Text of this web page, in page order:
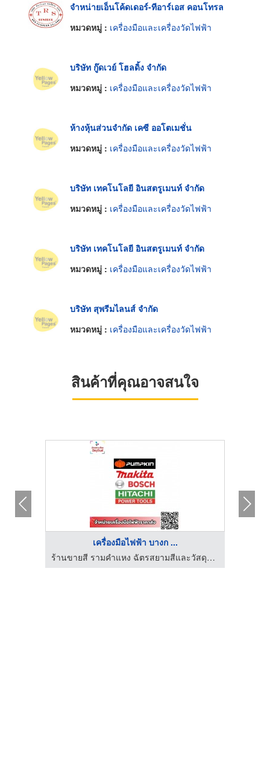
จำหน่ายเอ็นโค้ดเดอร์-ทีอาร์เอส คอนโทรล
หมวดหมู่ : เครื่องมือและเครื่องวัดไฟฟ้า
บริษัท กู๊ดเวย์ โฮลดิ้ง จำกัด
หมวดหมู่ : เครื่องมือและเครื่องวัดไฟฟ้า
ห้างหุ้นส่วนจำกัด เคซี ออโตเมชั่น
หมวดหมู่ : เครื่องมือและเครื่องวัดไฟฟ้า
บริษัท เทคโนโลยี อินสตรูเมนท์ จำกัด
หมวดหมู่ : เครื่องมือและเครื่องวัดไฟฟ้า
บริษัท เทคโนโลยี อินสตรูเมนท์ จำกัด
หมวดหมู่ : เครื่องมือและเครื่องวัดไฟฟ้า
บริษัท สุพรีมไลนส์ จำกัด
หมวดหมู่ : เครื่องมือและเครื่องวัดไฟฟ้า
สินค้าที่คุณอาจสนใจ
เครื่องมือไฟฟ้า บางก ...
ร้านขายสี รามคำแหง ฉัตรสยามสีและวัสดุภัณฑ์